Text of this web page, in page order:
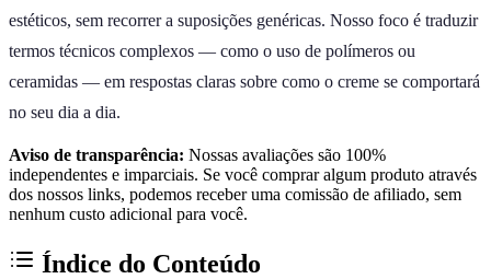
estéticos, sem recorrer a suposições genéricas. Nosso foco é traduzir
termos técnicos complexos — como o uso de polímeros ou
ceramidas — em respostas claras sobre como o creme se comportará
no seu dia a dia.
Aviso de transparência: Nossas avaliações são 100%
independentes e imparciais. Se você comprar algum produto através
dos nossos links, podemos receber uma comissão de afiliado, sem
nenhum custo adicional para você.
Índice do Conteúdo